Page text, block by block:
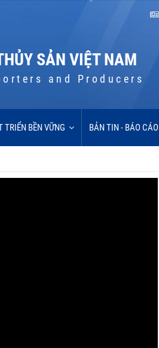
SẢN VIỆT NAM
and Producers
TRIỂN BỀN VỮNG BẢN TIN - BÁO CÁO